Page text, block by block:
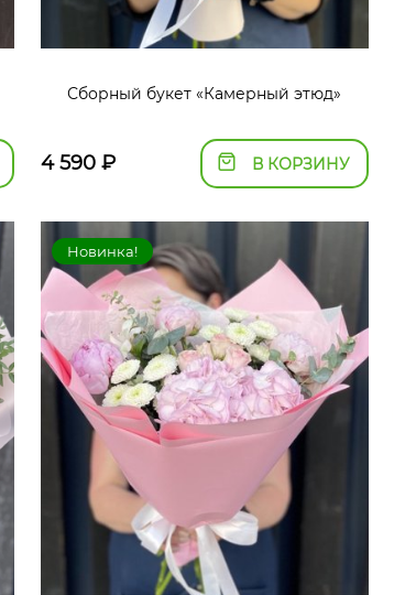
Сборный букет «Камерный этюд»
4 590₽ В КОРЗИНУ
Новинка!